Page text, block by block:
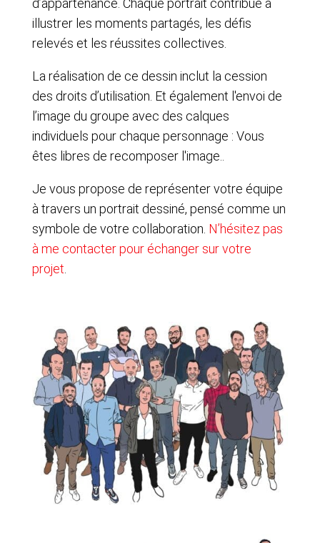
d’appartenance. Chaque portrait contribue à
illustrer les moments partagés, les défis
relevés et les réussites collectives.
La réalisation de ce dessin inclut la cession
des droits d’utilisation. Et également l'envoi de
l’image du groupe avec des calques
individuels pour chaque personnage : Vous
êtes libres de recomposer l'image..
Je vous propose de représenter votre équipe
à travers un portrait dessiné, pensé comme un
symbole de votre collaboration. N’hésitez pas
à me contacter pour échanger sur votre
projet